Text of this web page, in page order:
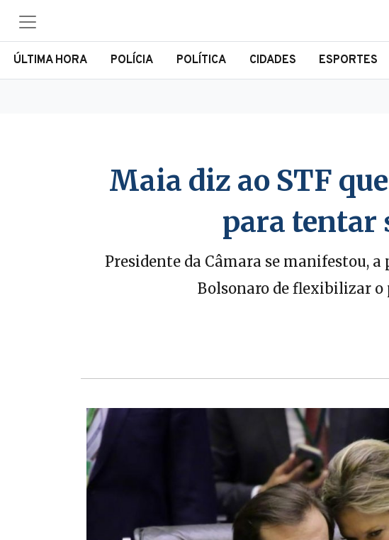
ÚLTIMA HORA POLÍCIA POLÍTICA CIDADES ESPORTES
Maia diz ao STF
para tentar
Presidente da Câmara se manifestou,
Bolsonaro de flexibilizar o